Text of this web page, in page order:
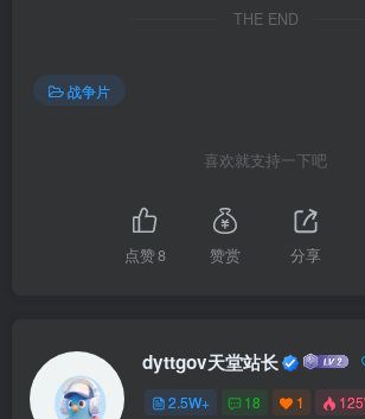
THE END
战争片
喜欢就支持一下吧
点赞8 赞赏 分享
dyttgov天堂站长
2.5W+ 18 1